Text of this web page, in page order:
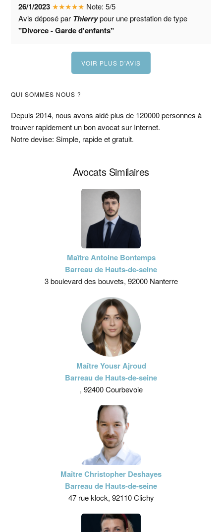
26/1/2023 ★★★★★ Note:5/5
Avis déposé par Thierrypour une prestation de type
"Divorce - Garde d'enfants"
VOIR PLUS D'AVIS
Barre
latérale
principale
QUI SOMMES NOUS ?
Depuis 2014, nous avons aidé plus de 120000 personnes à
trouver rapidement un bon avocat sur Internet.
Notre devise: Simple, rapide et gratuit.
Avocats Similaires
Maître Antoine Bontemps
Barreau de Hauts-de-seine
3 boulevard des bouvets, 92000 Nanterre
Maître Yousr Ajroud
Barreau de Hauts-de-seine
, 92400 Courbevoie
Maître Christopher Deshayes
Barreau de Hauts-de-seine
47 rue klock, 92110 Clichy